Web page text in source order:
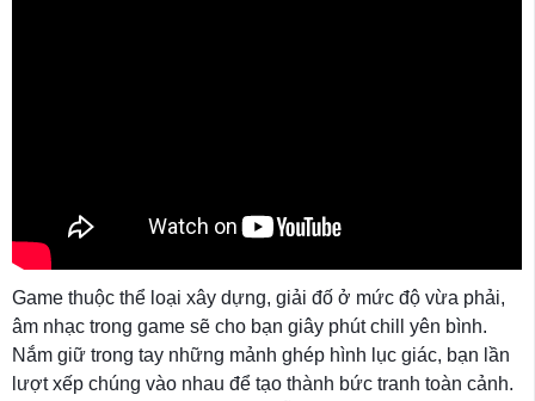
Game thuộc thể loại xây dựng, giải đố ở mức độ vừa phải,
âm nhạc trong game sẽ cho bạn giây phút chill yên bình.
Nắm giữ trong tay những mảnh ghép hình lục giác, bạn lần
lượt xếp chúng vào nhau để tạo thành bức tranh toàn cảnh.